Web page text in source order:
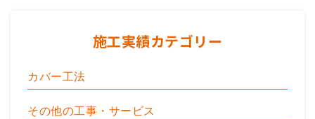
施工実績カテゴリー
カバー工法
その他の工事・サービス